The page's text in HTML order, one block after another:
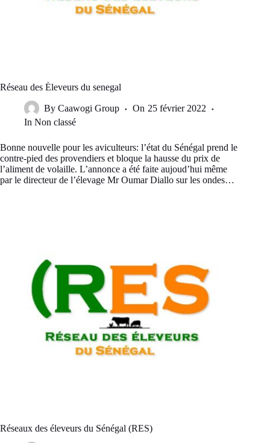
Réseau des Éleveurs du senegal
By Caawogi Group On 25 février 2022
In Non classé
Bonne nouvelle pour les aviculteurs: l’état du Sénégal prend le
contre-pied des provendiers et bloque la hausse du prix de
l’aliment de volaille. L’annonce a été faite aujoud’hui même
par le directeur de l’élevage Mr Oumar Diallo sur les ondes…
Réseaux des éleveurs du Sénégal (RES)